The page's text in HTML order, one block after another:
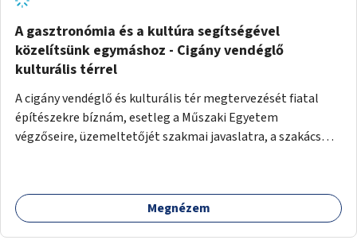
A gasztronómia és a kultúra segítségével
közelítsünk egymáshoz - Cigány vendéglő
kulturális térrel
A cigány vendéglő és kulturális tér megtervezését fiatal
építészekre bíznám, esetleg a Műszaki Egyetem
végzőseire, üzemeltetőjét szakmai javaslatra, a szakács
hagyományos cigányzene mellett, koncertek, gitárestek,
jazz művészek, roma diákok fellépései színesítenék a
Megnézem